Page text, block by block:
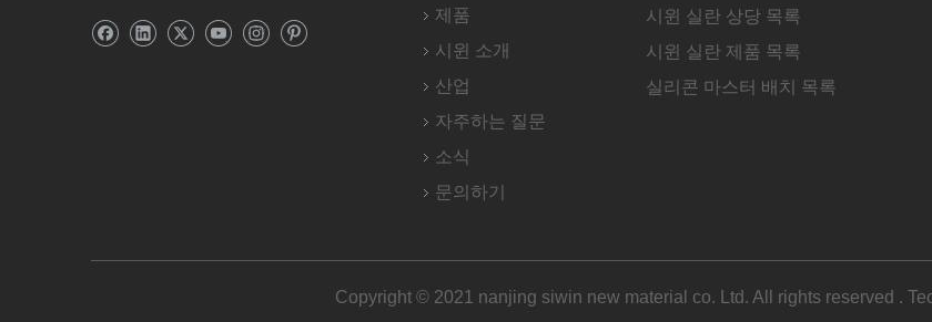
제품
시윈 소개
산업
자주하는 질문
소식
문의하기
시윈 실란 상당 목록
시윈 실란 제품 목록
실리콘 마스터 배치 목록
Copyright © 2021 nanjing siwin new material co. Ltd. All rights reserved .